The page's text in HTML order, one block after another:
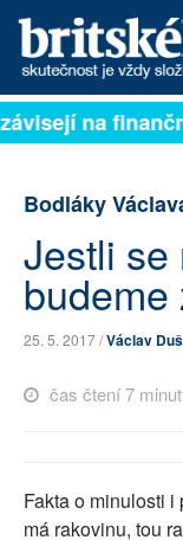
PŘIHLÁSIT
ROZHOVORY
TÉMATA
NEJČTENĚJŠÍ ZA 7
PŘÍSPĚVKY NA
na
Bodláky
Jestli se
budeme
25. 5. 2017 /Václav
čas čtení 7 minut
Fakta o minulosti
má rakovinu, tou